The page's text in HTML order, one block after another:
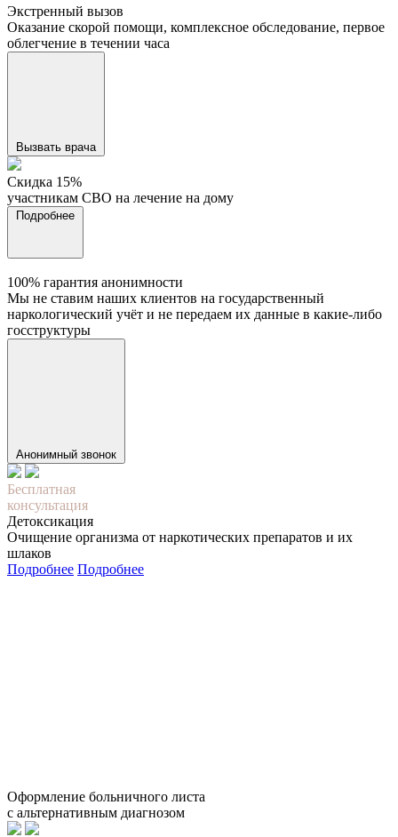
Экстренный вызов
Оказание скорой помощи, комплексное обследование, первое
облегчение в течении часа
Вызвать врача
Cкидка 15%
участникам СВО на лечение на дому
Подробнее
100% гарантия анонимности
Мы не ставим наших клиентов на государственный
наркологический учёт и не передаем их данные в какие-либо
госструктуры
Анонимный звонок
Бесплатная
консультация
Детоксикация
Очищение организма от наркотических препаратов и их
шлаков
Подробнее Подробнее
Оформление больничного листа
с альтернативным диагнозом